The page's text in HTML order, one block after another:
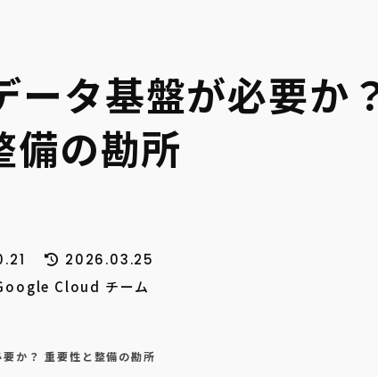
タ基盤が必要か
備の勘所
2026.03.25
Cloud チーム
か？ 重要性と整備の勘所